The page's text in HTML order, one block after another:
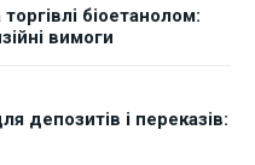
біоетанолом:
вимоги
депозитів і переказів: